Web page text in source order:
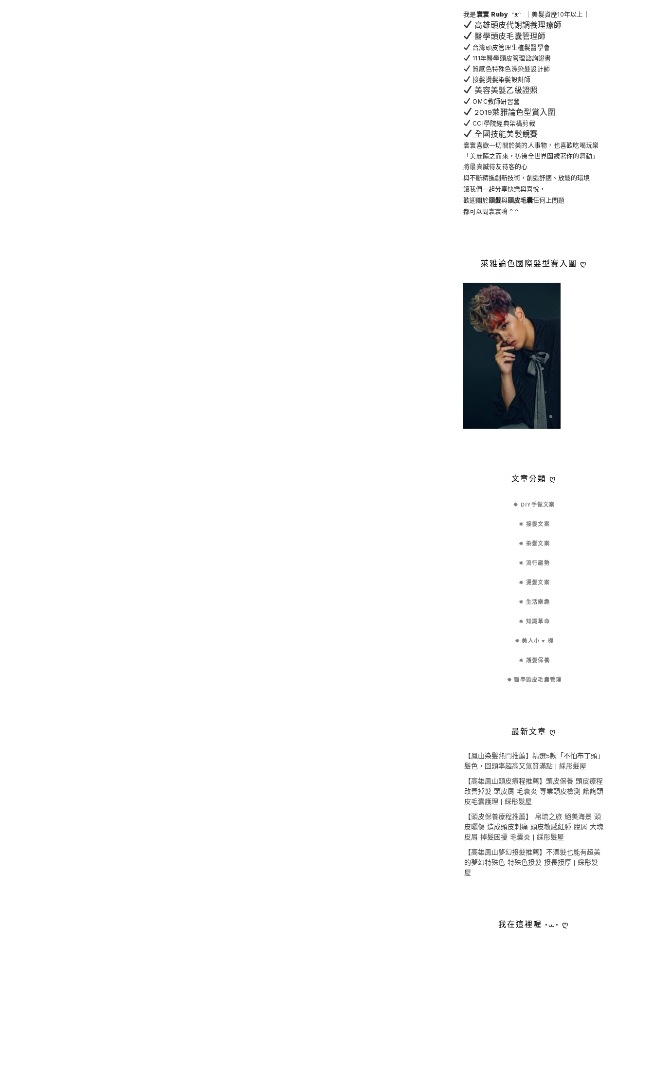
我是寰寰 Ruby ᵔᴥᵔ ｜美髮資歷10年以上｜
高雄頭皮代謝調養理療師
醫學頭皮毛囊管理師
台灣頭皮管理生植髮醫學會
111年醫學頭皮管理諮詢證書
質感色特殊色漂染髮設計師
接髮燙髮染髮設計師
美容美髮乙級證照
OMC教師研習營
2019萊雅論色型賞入圍
CCI學院經典架構剪裁
全國技能美髮競賽
寰寰喜歡一切關於美的人事物 ，也喜歡吃喝玩樂
「美麗隨之而來，彷彿全世界圍繞著你的舞動」
將最真誠待友待客的心
與不斷精進創新技術，創造舒適、放鬆的環境
讓我們一起分享快樂與喜悅，
歡迎關於頭髮與頭皮毛囊任何上問題
都可以問寰寰唷 ^ ^
萊雅論色國際髮型賽入圍 ღ
文章分類 ღ
✵ DIY手做文案
✵ 接髮文案
✵ 染髮文案
✵ 流行趨勢
✵ 燙髮文案
✵ 生活樂趣
✵ 知識革命
✵ 美人小 ♥ 機
✵ 護髮保養
✵ 醫學頭皮毛囊管理
最新文章 ღ
【鳳山染髮熱門推薦】精選5款「不怕布丁頭」
髮色，回頭率超高又氣質滿點 | 綵彤髮屋
【高雄鳳山頭皮療程推薦】頭皮保養 頭皮療程
改善掉髮 頭皮屑 毛囊炎 專業頭皮檢測 諮詢頭
皮毛囊護理 | 綵彤髮屋
【頭皮保養療程推薦】 帛琉之旅 絕美海景 頭
皮曬傷 造成頭皮刺痛 頭皮敏感紅腫 脫屑 大塊
皮屑 掉髮困擾 毛囊炎 | 綵彤髮屋
【高雄鳳山夢幻接髮推薦】不漂髮也能有超美
的夢幻特殊色 特殊色接髮 接長接厚 | 綵彤髮
屋
我在這裡喔 •⩊• ღ